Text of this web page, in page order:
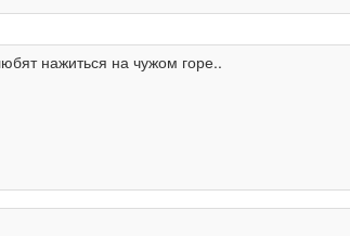
нажиться на чужом горе..